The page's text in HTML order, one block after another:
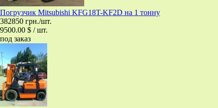
Погрузчик Mitsubishi KFG18T-KF2D на 1 тонну
382850 грн./шт.
9500.00 $ / шт.
под заказ